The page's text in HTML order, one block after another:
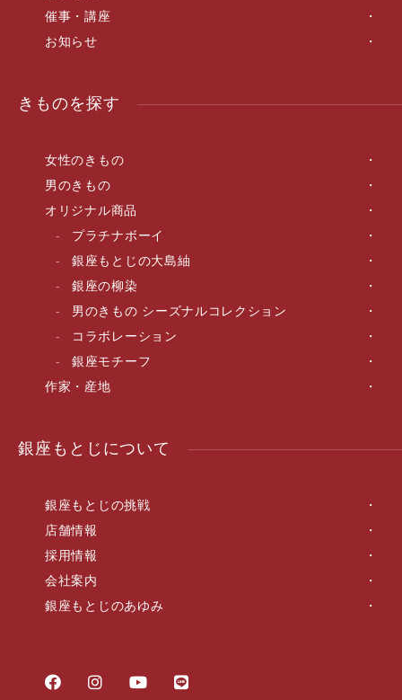
催事・講座
お知らせ
きものを探す
女性のきもの
男のきもの
オリジナル商品
プラチナボーイ
銀座もとじの大島紬
銀座の柳染
男のきもの シーズナルコレクション
コラボレーション
銀座モチーフ
作家・産地
銀座もとじについて
銀座もとじの挑戦
店舗情報
採用情報
会社案内
銀座もとじのあゆみ